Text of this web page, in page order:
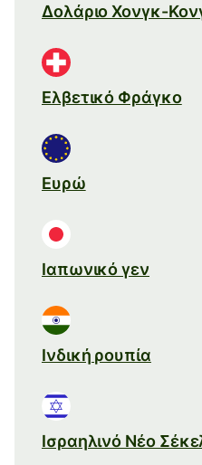
Δολάριο Χονγκ-
Ελβετικό Φράγκο
Ευρώ
Ιαπωνικό γεν
Ινδική ρουπία
Ισραηλινό Νέο